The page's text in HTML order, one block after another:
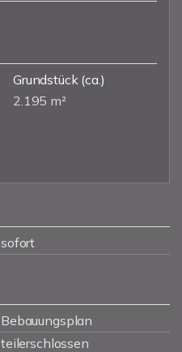
Grundstück(ca.)
2.195 m²
sofort
Bebauungsplan
teilerschlossen